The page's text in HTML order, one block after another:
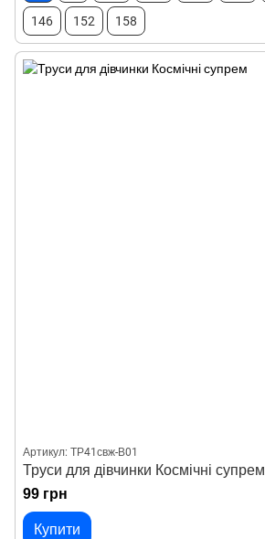
146 152 158
Артикул: ТР41свж-В01
Труси для дівчинки Космічні супрем
99 грн
Купити